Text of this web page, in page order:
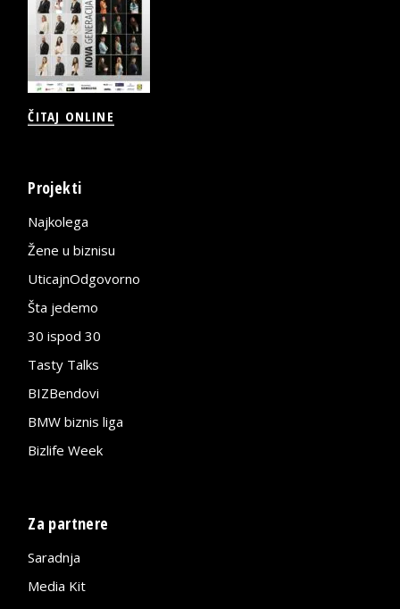
ČITAJ ONLINE
Projekti
Najkolega
Žene u biznisu
UticajnOdgovorno
Šta jedemo
30 ispod 30
Tasty Talks
BIZBendovi
BMW biznis liga
Bizlife Week
Za partnere
Saradnja
Media Kit